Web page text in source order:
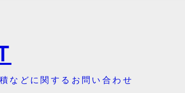
などに関するお問い合わせ